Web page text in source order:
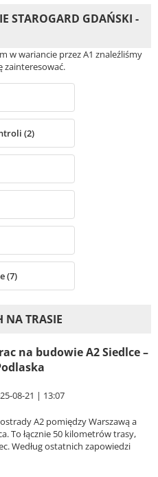
STAROGARD GDAŃSKI -
w wariancie przez A1 znaleźliśmy
zainteresować.
(2)
(7)
NA TRASIE
na budowie A2 Siedlce –
08-21 | 13:07
A2 pomiędzy Warszawą a
To łącznie 50 kilometrów trasy,
Według ostatnich zapowiedzi